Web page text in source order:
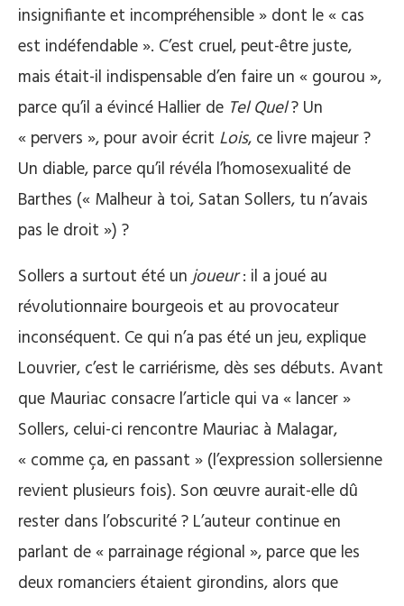
insignifiante et incompréhensible » dont le « cas
est indéfendable ». C’est cruel, peut-être juste,
mais était-il indispensable d’en faire un « gourou »,
parce qu’il a évincé Hallier de Tel Quel? Un
« pervers », pour avoir écrit Lois, ce livre majeur ?
Un diable, parce qu’il révéla l’homosexualité de
Barthes (« Malheur à toi, Satan Sollers, tu n’avais
pas le droit ») ?
Sollers a surtout été unjoueur: il a joué au
révolutionnaire bourgeois et au provocateur
inconséquent. Ce qui n’a pas été un jeu, explique
Louvrier, c’est le carriérisme, dès ses débuts. Avant
que Mauriac consacre l’article qui va « lancer »
Sollers, celui-ci rencontre Mauriac à Malagar,
« comme ça, en passant » (l’expression sollersienne
revient plusieurs fois). Son œuvre aurait-elle dû
rester dans l’obscurité ? L’auteur continue en
parlant de « parrainage régional », parce que les
deux romanciers étaient girondins, alors que